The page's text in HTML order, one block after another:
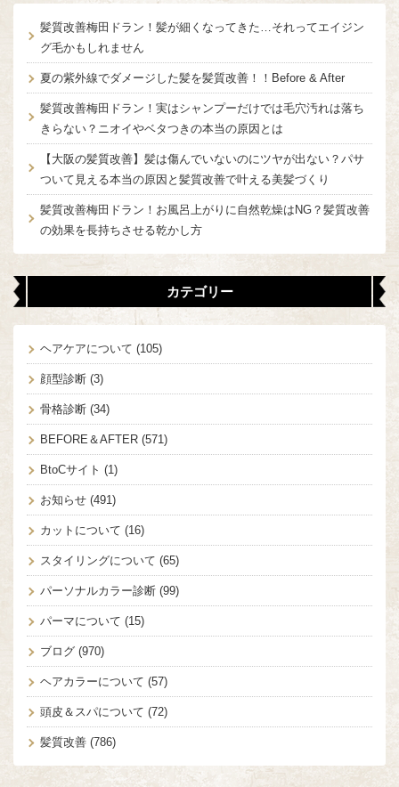
髪質改善梅田ドラン！髪が細くなってきた…それってエイジン
グ毛かもしれません
夏の紫外線でダメージした髪を髪質改善！！Before & After
髪質改善梅田ドラン！実はシャンプーだけでは毛穴汚れは落ち
きらない？ニオイやベタつきの本当の原因とは
【大阪の髪質改善】髪は傷んでいないのにツヤが出ない？パサ
ついて見える本当の原因と髪質改善で叶える美髪づくり
髪質改善梅田ドラン！お風呂上がりに自然乾燥はNG？髪質改善
の効果を長持ちさせる乾かし方
カテゴリー
ヘアケアについて (105)
顔型診断 (3)
骨格診断 (34)
BEFORE＆AFTER (571)
BtoCサイト (1)
お知らせ (491)
カットについて (16)
スタイリングについて (65)
パーソナルカラー診断 (99)
パーマについて (15)
ブログ (970)
ヘアカラーについて (57)
頭皮＆スパについて (72)
髪質改善 (786)